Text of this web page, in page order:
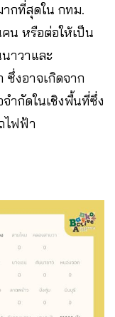
ากที่สุดใน กทม.
น หรือต่อให้เป็น
าวาและ
ซึ่งอาจเกิดจาก
ำกัดในเชิงพื้นที่ซึ่ง
ไฟฟ้า